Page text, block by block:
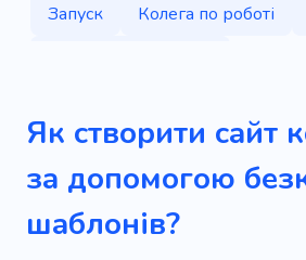
Запуск Колега по роботі
Управління
Стратегія
Офісний центр
Прокат
Офіс
Працювати
Як створити сайт
за допомогою
шаблонів?